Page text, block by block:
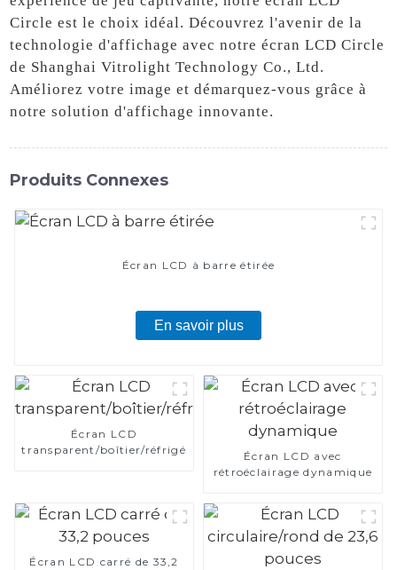
Circle est le choix idéal. Découvrez l'avenir de la
technologie d'affichage avec notre écran LCD Circle
de Shanghai Vitrolight Technology Co., Ltd.
Améliorez votre image et démarquez-vous grâce à
notre solution d'affichage innovante.
Produits Connexes
Écran LCD à barre étirée
En savoir plus
Écran LCD
transparent/boîtier/réfrigérateur
Écran LCD avec
rétroéclairage dynamique
Écran LCD carré de 33,2